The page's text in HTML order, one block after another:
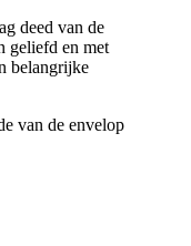
deed van de
geliefd en met
belangrijke
van de envelop